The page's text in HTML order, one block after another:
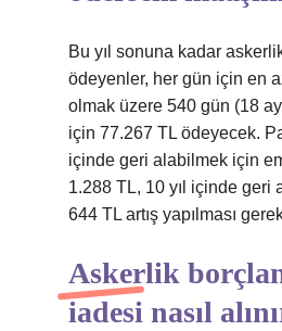
Bu yıl sonuna kadar
ödeyenler, her gün için en
olmak üzere 540 gün (18
için 77.267 TL ödeyecek.
içinde geri alabilmek için
1.288 TL, 10 yıl içinde geri
644 TL artış yapılması
Askerlik
iadesi nasıl